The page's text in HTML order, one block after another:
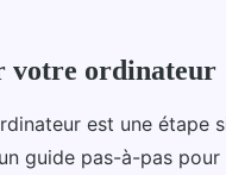
votre ordinateur
est une étape
guide pas-à-pas